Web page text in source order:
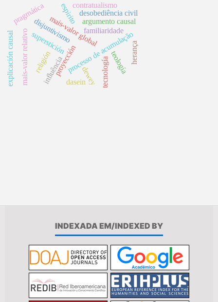
argumento causal
superstición
proyecciónprocesso de acumulação
mais-valor global
mais-valor relativodisjuntivismo
religión tecnología
dewey
teología
espirito
influência
familiaridade
desobediência civil
dasein
herança
pragmática contratualismo
explicación causal
INDEXADA EM/INDEXED BY